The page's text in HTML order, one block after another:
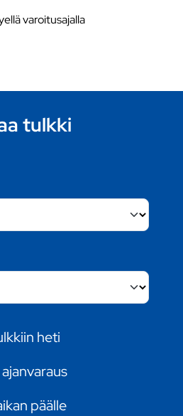
varoitusajalla
tulkki
heti
päälle